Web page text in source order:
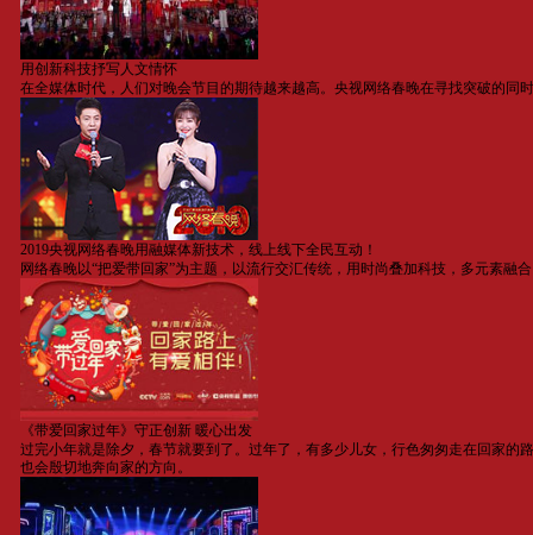
用创新科技抒写人文情怀
在全媒体时代，人们对晚会节目的期待越来越高。央视网络春晚在寻找突破的
2019央视网络春晚用融媒体新技术，线上线下全民互动！
网络春晚以“把爱带回家”为主题，以流行交汇传统，用时尚叠加科技，多元素融
《带爱回家过年》守正创新 暖心出发
过完小年就是除夕，春节就要到了。过年了，有多少儿女，行色匆匆走在回家
也会殷切地奔向家的方向。